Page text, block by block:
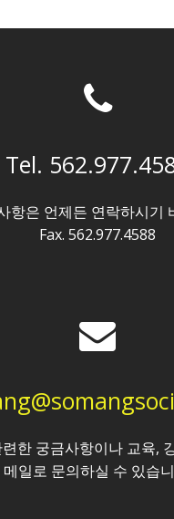
Tel.
항은 언제든 연락하시기
Fax. 562.977.4588
한 궁금사항이나 교육,
메일로 문의하실 수 있습